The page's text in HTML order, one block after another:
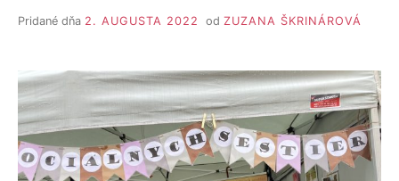
Pridané dňa 2. AUGUSTA 2022 od ZUZANA ŠKRINÁROVÁ